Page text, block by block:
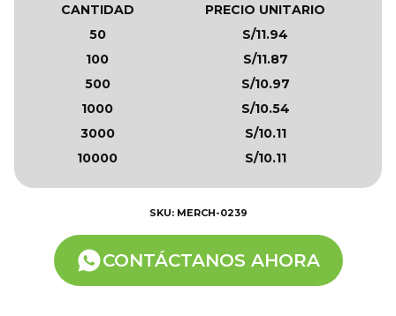
CANTIDAD
PRECIO UNITARIO
50
S/11.94
100
S/11.87
500
S/10.97
1000
S/10.54
3000
S/10.11
10000
S/10.11
SKU: MERCH-0239
CONTÁCTANOS AHORA